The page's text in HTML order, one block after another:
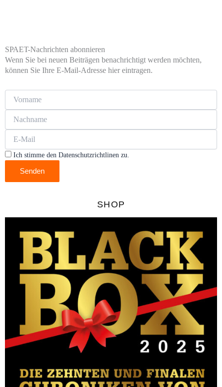
SPAET-Nachrichten abonnieren
Wenn Sie bei neuen Beiträgen benachrichtigt werden möchten,
können Sie Ihre E-Mail-Adresse hier eintragen.
Ich stimme den Datenschutzrichtlinen zu.
Senden
SHOP